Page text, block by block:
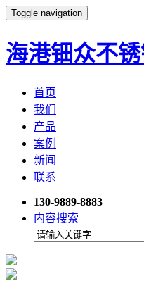
Toggle navigation
海港钿众不锈
首页
我们
产品
案例
新闻
联系
130-9889-8883
内容搜索